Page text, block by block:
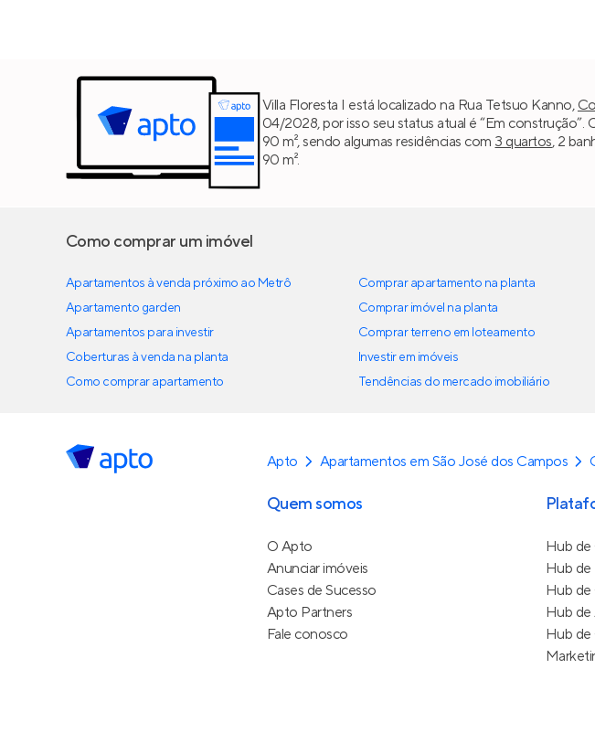
Villa Floresta I está localizado na Rua Tetsuo Kanno,
04/2028, por isso seu status atual é “Em
90 m², sendo algumas residências com 3 quartos, 2
90 m².
Como comprar um imóvel
Apartamentos à venda próximo ao Metrô
Apartamento garden
Apartamentos para investir
Coberturas à venda na planta
Como comprar apartamento
Comprar apartamento na planta
Comprar imóvel na planta
Comprar terreno em loteamento
Investir em imóveis
Tendências do mercado imobiliário
Apto Apartamentos em São José dos Campos
Quem somos
O Apto
Anunciar imóveis
Cases de Sucesso
Apto Partners
Fale conosco
Hub
Hub de
Hub
Hub de
Hub de